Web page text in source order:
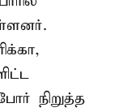
நிறுத்த